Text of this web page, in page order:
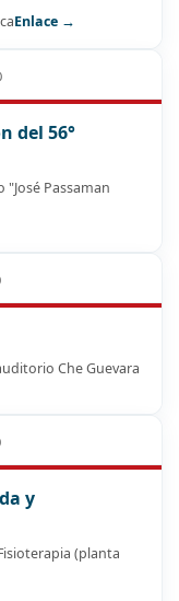
Enlace →
del 56°
Passaman
Che Guevara
y
(planta